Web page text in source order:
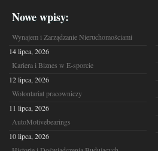
Nowe wpisy:
Wynajem i Zarządzanie Nieruchomościami
14 lipca, 2026
Kariera i Biznes w E-sporcie
12 lipca, 2026
Wolontariat pracowniczy
11 lipca, 2026
AutoMotivebearings
10 lipca, 2026